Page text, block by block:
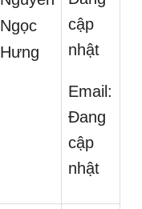
Ngọc
Hưng
cập
nhật
Email:
Đang
cập
nhật